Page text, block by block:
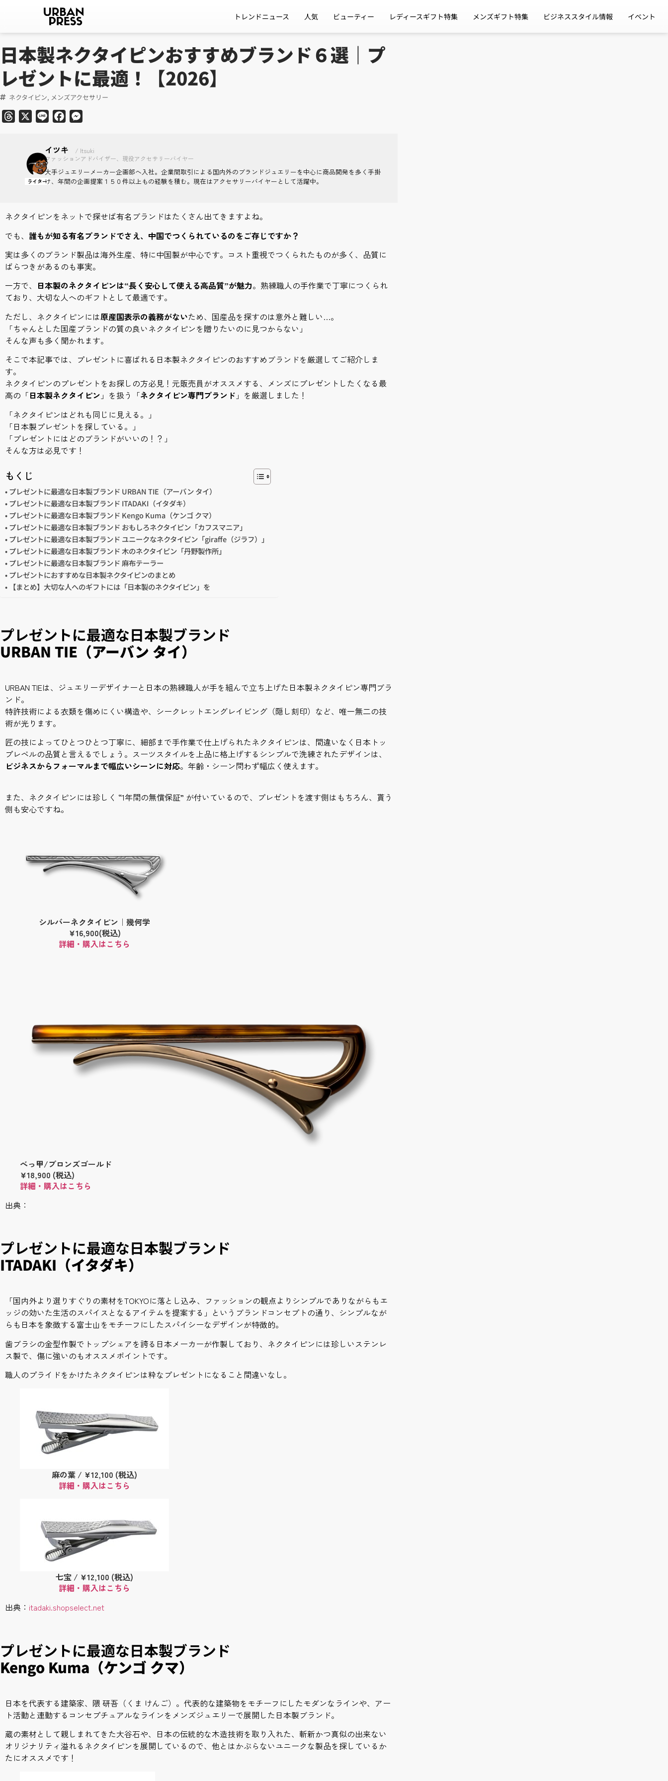
トレンドニュース 人気 ビューティー レディースギフト特集 メンズギフト特集 ビジネススタイル情報 イベント
日本製ネクタイピンおすすめブランド６選｜プ
レゼントに最適！【2026】
ネクタイピン, メンズアクセサリー
Threads Line Facebook
ライター
イツキ
/ Itsuki
ファッションアドバイザー、現役アクセサリーバイヤー
大手ジュエリーメーカー企画部へ入社。企業間取引による国内外のブランドジュエリーを中心に商品開発を多く手掛
け、年間の企画提案１５０件以上もの経験を積む。現在はアクセサリーバイヤーとして活躍中。
ネクタイピンをネットで探せば有名ブランドはたくさん出てきますよね。
でも、 誰もが知る有名ブランドでさえ、中国でつくられているのをご存じですか？
実は多くのブランド製品は海外生産、特に中国製が中心です。コスト重視でつくられたものが多く、品質に
ばらつきがあるのも事実。
一方で、 日本製のネクタイピンは“長く安心して使える高品質”が魅力。熟練職人の手作業で丁寧につくられ
ており、大切な人へのギフトとして最適です。
ただし、ネクタイピンには原産国表示の義務がないため、国産品を探すのは意外と難しい…。
「ちゃんとした国産ブランドの質の良いネクタイピンを贈りたいのに見つからない」
そんな声も多く聞かれます。
そこで本記事では、プレゼントに喜ばれる日本製ネクタイピンのおすすめブランドを厳選してご紹介しま
す。
ネクタイピンのプレゼントをお探しの方必見！元販売員がオススメする、メンズにプレゼントしたくなる最
高の「日本製ネクタイピン 」を扱う「ネクタイピン専門ブランド 」を厳選しました！
「ネクタイピンはどれも同じに見える。」
「日本製プレゼントを探している。」
「プレゼントにはどのブランドがいいの！？」
そんな方は必見です！
もくじ
プレゼントに最適な日本製ブランド URBAN TIE（アーバン タイ）
プレゼントに最適な日本製ブランド ITADAKI（イタダキ）
プレゼントに最適な日本製ブランド Kengo Kuma（ケンゴ クマ）
プレゼントに最適な日本製ブランド おもしろネクタイピン「カフスマニア」
プレゼントに最適な日本製ブランド ユニークなネクタイピン「giraffe（ジラフ）」
プレゼントに最適な日本製ブランド 木のネクタイピン「丹野製作所」
プレゼントに最適な日本製ブランド 麻布テーラー
プレゼントにおすすめな日本製ネクタイピンのまとめ
【まとめ】大切な人へのギフトには「日本製のネクタイピン」を
プレゼントに最適な日本製ブランド
URBAN TIE（アーバン タイ）
URBAN TIEは、ジュエリーデザイナーと日本の熟練職人が手を組んで立ち上げた日本製ネクタイピン専門ブラ
ンド。
特許技術による衣類を傷めにくい構造や、シークレットエングレイビング（隠し刻印）など、唯一無二の技
術が光ります。
匠の技によってひとつひとつ丁寧に、細部まで手作業で仕上げられたネクタイピンは、間違いなく日本トッ
プレベルの品質と言えるでしょう。スーツスタイルを上品に格上げするシンプルで洗練されたデザインは、
ビジネスからフォーマルまで幅広いシーンに対応。年齢・シーン問わず幅広く使えます。
また、ネクタイピンには珍しく “1年間の無償保証” が付いているので、プレゼントを渡す側はもちろん、貰う
側も安心ですね。
シルバーネクタイピン｜幾何学
¥16,900(税込)
詳細・購入はこちら
べっ甲/ブロンズゴールド
¥18,900 (税込)
詳細・購入はこちら
出典：
プレゼントに最適な日本製ブランド
ITADAKI（イタダキ）
「国内外より選りすぐりの素材をTOKYOに落とし込み、ファッションの観点よりシンプルでありながらもエ
ッジの効いた生活のスパイスとなるアイテムを提案する」というブランドコンセプトの通り、シンプルなが
らも日本を象徴する富士山をモチーフにしたスパイシーなデザインが特徴的。
歯ブラシの金型作製でトップシェアを誇る日本メーカーが作製しており、ネクタイピンには珍しいステンレ
ス製で、傷に強いのもオススメポイントです。
職人のプライドをかけたネクタイピンは粋なプレゼントになること間違いなし。
麻の葉 / ¥12,100 (税込)
詳細・購入はこちら
七宝 / ¥12,100 (税込)
詳細・購入はこちら
出典： itadaki.shopselect.net
プレゼントに最適な日本製ブランド
Kengo Kuma（ケンゴ クマ）
日本を代表する建築家、隈 研吾（くま けんご）。代表的な建築物をモチーフにしたモダンなラインや、アー
ト活動と連動するコンセプチュアルなラインをメンズジュエリーで展開した日本製ブランド。
蔵の素材として親しまれてきた大谷石や、日本の伝統的な木造技術を取り入れた、斬新かつ真似の出来ない
オリジナリティ溢れるネクタイピンを展開しているので、他とはかぶらないユニークな製品を探しているか
たにオススメです！